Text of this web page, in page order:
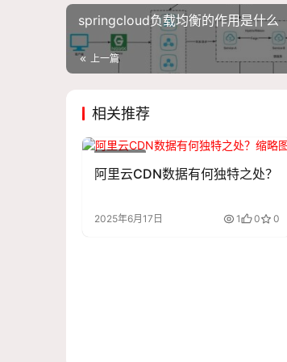
springcloud负载均衡的作用是什么
上一篇
相关推荐
阿里云CDN数据有何独特之处？
2025年6月17日 1 0 0